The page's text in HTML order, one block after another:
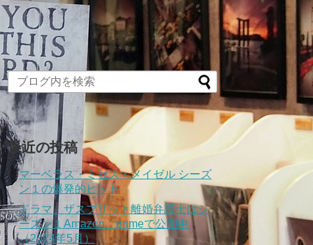
最近の投稿
マーベラス・ミセス・メイゼル シーズ
ン１の爆発的ヒット
ドラマ ザスプリット離婚弁護士はシ
ーズン１Amazon primeで公開中
（2024年5月）